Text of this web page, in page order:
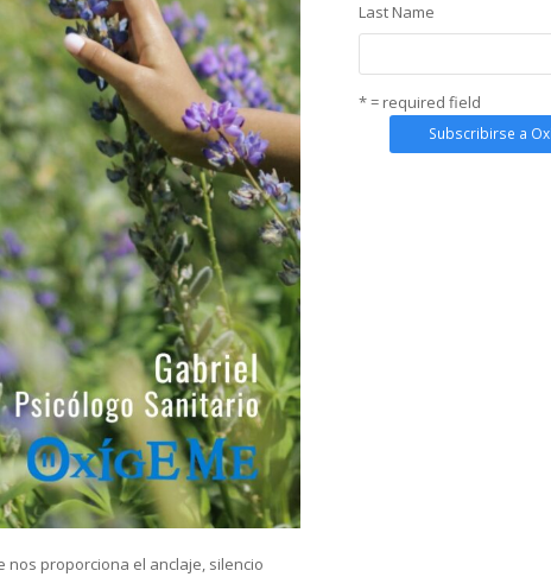
nos proporciona el anclaje, silencio
Last Name
* = required field